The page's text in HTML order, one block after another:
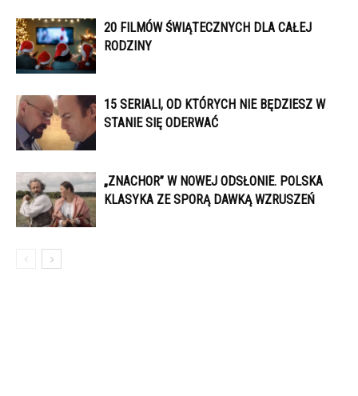
20 FILMÓW ŚWIĄTECZNYCH DLA CAŁEJ
RODZINY
15 SERIALI, OD KTÓRYCH NIE BĘDZIESZ W
STANIE SIĘ ODERWAĆ
„ZNACHOR” W NOWEJ ODSŁONIE. POLSKA
KLASYKA ZE SPORĄ DAWKĄ WZRUSZEŃ